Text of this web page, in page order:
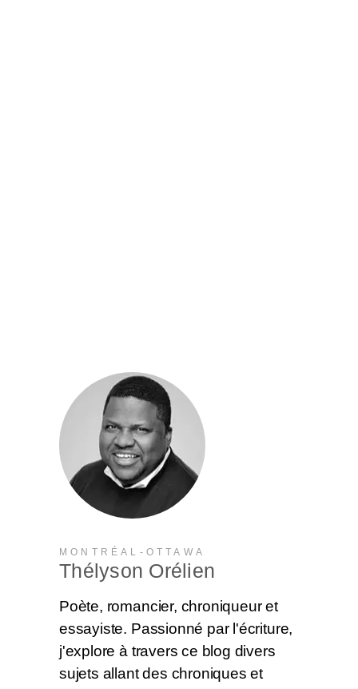
MONTRÉAL-OTTAWA
Thélyson Orélien
Poète, romancier, chroniqueur et
essayiste. Passionné par l'écriture,
j'explore à travers ce blog divers
sujets allant des chroniques et